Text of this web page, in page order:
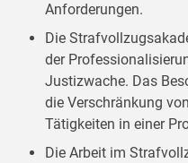
Anforderungen.
Die
der
Justizwache. Das
die Verschränkung
Tätigkeiten in einer
Die Arbeit im